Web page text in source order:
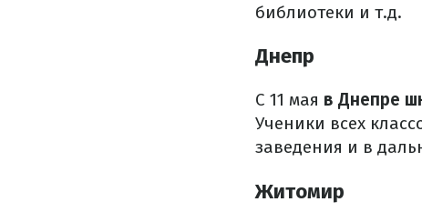
библиотеки и т.д.
Днепр
С 11 мая в Днепре
Ученики всех
заведения и в
Житомир